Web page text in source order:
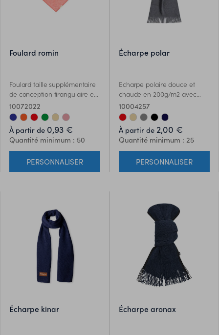
foulard romin
Foulard taille supplémentaire
de conception tirangulaire en
coton recyclé. Fabriqué en
couleurs vives et variées,
avec étiquette distinctive.
Surpiqûres de renfort sur les
côtés.
10072022
À partir de 0,93 €
Quantité minimum : 50
PERSONNALISER
écharpe polar
Echarpe polaire douce et
chaude en 200g/m2 avec
traitement anti boulochage et
extrémités à franges. Coloris
variés.
10004257
À partir de 2,00 €
Quantité minimum : 25
PERSONNALISER
écharpe kinar écharpe aronax